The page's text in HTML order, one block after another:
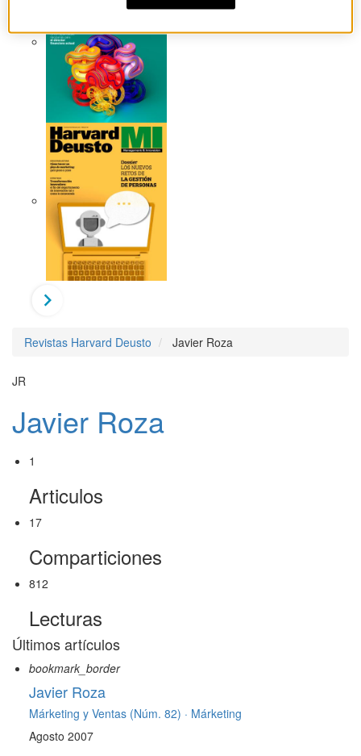
Revistas Harvard Deusto Javier Roza
JR
Javier Roza
1
Articulos
17
Comparticiones
812
Lecturas
Últimos artículos
bookmark_border
Javier Roza
Márketing y Ventas (Núm. 82) · Márketing
Agosto 2007